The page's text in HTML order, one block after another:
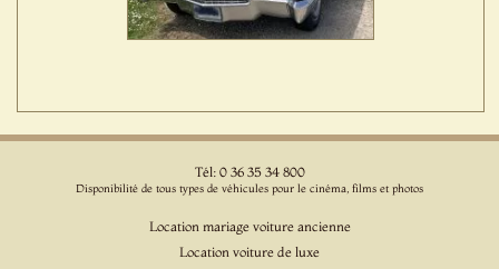
Tél: 0 36 35 34 800
Disponibilité de tous types de véhicules pour le cinéma, films et photos
Location mariage voiture ancienne
Location voiture de luxe